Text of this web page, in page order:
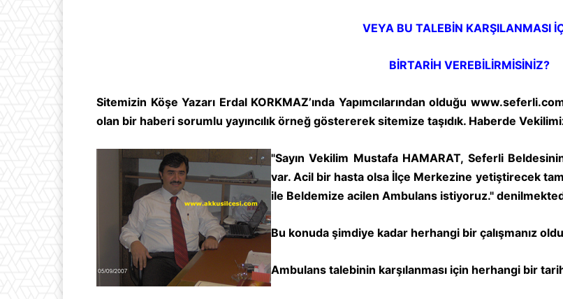
VEYA BU TALEBİN KARŞILANMASI
BİRTARİH VEREBİLİRMİSİNİZ?
Sitemizin Köşe Yazarı Erdal KORKMAZ’ında Yapımcılarından olduğu
olan bir haberi sorumlu yayıncılık örneğ göstererek sitemize taşıdık. Haberde
"Sayın Vekilim Mustafa HAMARAT, Seferli
var. Acil bir hasta olsa İlçe Merkezine yetiştirecek
ile Beldemize acilen Ambulans istiyoruz."
Bu konuda şimdiye kadar herhangi bir çalışmanız
Ambulans talebinin karşılanması için herhangi bir